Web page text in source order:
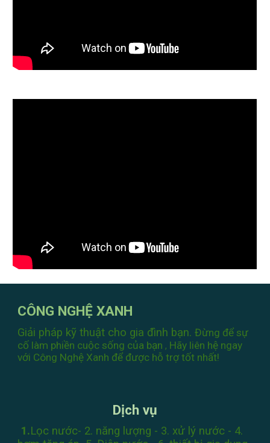
CÔNG NGHỆ XANH
Giải pháp kỹ thuật cho gia đình bạn.Đừng để sự
cố làm phiền cuộc sống của bạn , Hãy liên hệ ngay
với Công Nghệ Xanh để được hỗ trợ tốt nhất!
Dịch vụ
1.Lọc nước- 2. năng lượng - 3. xử lý nước - 4.